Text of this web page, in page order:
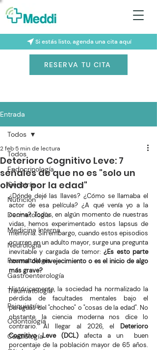
Si estás listo, agenda una cita aquí
RESERVA TU CITA
Entrada
Todos
Endocrinología
Geriatría
Nutrición
Dermatología
Medicina Interna
Neurología
Reumatología
Gastroenterología
Traumatología
Psiquiatría
Odontología
Cardiología
Todos
Deterioro Cognitivo Leve: 7
señales de que no es "solo un
olvido por la edad"
2 feb 5 min de lectura
¿Dónde dejé las llaves? ¿Cómo se llamaba el
actor de esa película? ¿A qué venía yo a la
cocina? Todos, en algún momento de nuestras
vidas, hemos experimentado estos lapsus de
memoria. Sin embargo, cuando estos episodios
ocurren en un adulto mayor, surge una pregunta
inevitable y cargada de temor: ¿Es esto parte
normal del envejecimiento o es el inicio de algo
más grave?
Históricamente, la sociedad ha normalizado la
pérdida de facultades mentales bajo el
paraguas del "chocheo" o "cosas de la edad". No
obstante, la ciencia moderna nos dice lo
contrario. Al llegar al 2026, el Deterioro
Cognitivo Leve (DCL) afecta a un  buen
porcentaje de la población mayor de 65 años.